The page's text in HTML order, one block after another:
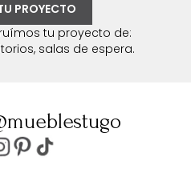
PROYECTO
tu proyecto de:
salas de espera.